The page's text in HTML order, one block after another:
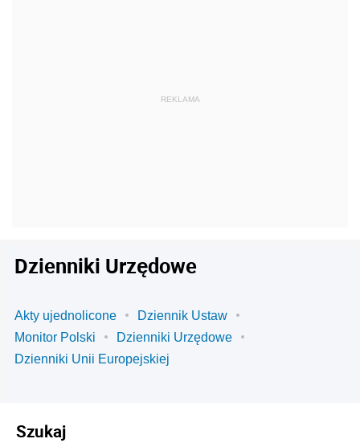
Dzienniki Urzędowe
Akty ujednolicone
Dziennik Ustaw
Monitor Polski
Dzienniki Urzędowe
Dzienniki Unii Europejskiej
Szukaj